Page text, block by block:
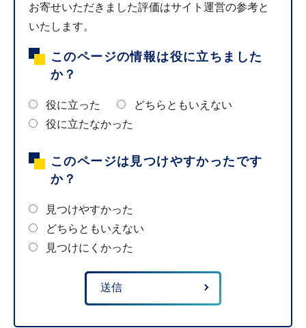
お寄せいただきました評価はサイト運営の参考と
いたします。
このページの情報は役に立ちました
か？
役に立った
どちらともいえない
役に立たなかった
このページは見つけやすかったです
か？
見つけやすかった
どちらともいえない
見つけにくかった